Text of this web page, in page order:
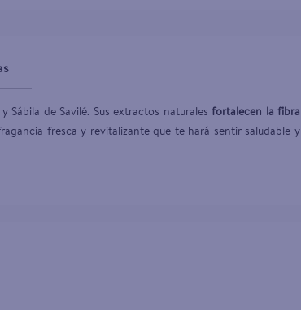
de Savilé. Sus extractos naturales fortalecen la fibra
fresca y revitalizante que te hará sentir saludable y